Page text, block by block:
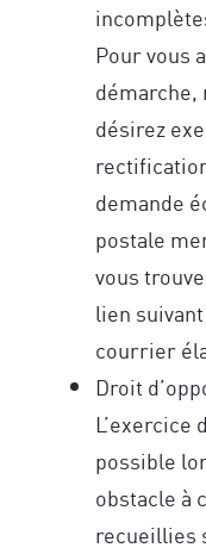
Pour vous
démarche,
désirez
demande
postale
vous
lien
courrier
Droit
L’exercice
possible
obstacle à
recueillies